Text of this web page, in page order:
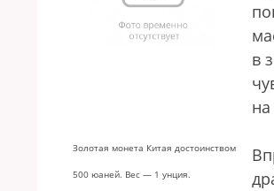
Золотая монета Китая достоинством
500 юаней. Вес — 1 унция.
в